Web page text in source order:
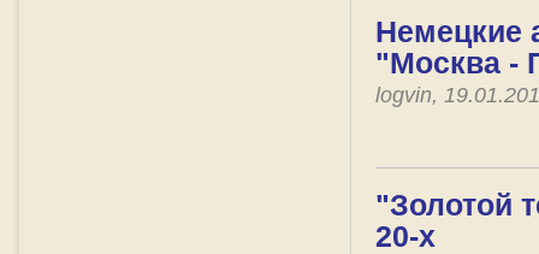
Немецкие
"Москва -
logvin,
"Золотой
20-х